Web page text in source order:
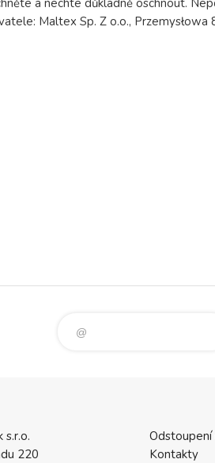
a nechte důkladně oschnout.
Maltex Sp. Z o.o.,
s.r.o.
220
Kontakty